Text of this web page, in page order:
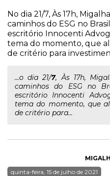
No dia 21/7, Às 17h,
caminhos do ESG no
escritório Innocenti
tema do momento, que
de critério para
...o dia 21/7, Às 17h,
caminhos do ESG no
escritório Innocenti
tema do momento, que
de critério para...
quinta-feira, 15 de julho de 2021